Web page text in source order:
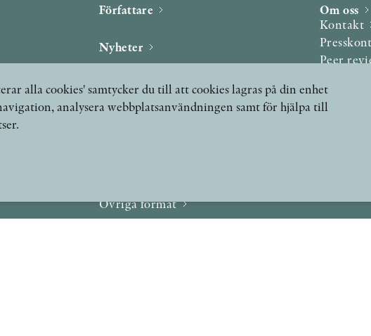
Författare
Nyheter
Podcast & video
Yukiko och Patrik möter
Stolpe Stories
Övriga format
Om oss
Kontakt
Peer
alla cookies' samtycker du till att cookies lagras på din enhet
analysera webbplatsanvändningen samt för hjälpa till